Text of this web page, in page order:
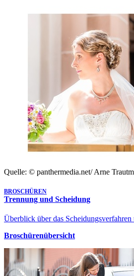
Quelle: © panthermedia.net/ Arne
BROSCHÜREN
Trennung und Scheidung
Überblick über das
Broschürenübersicht